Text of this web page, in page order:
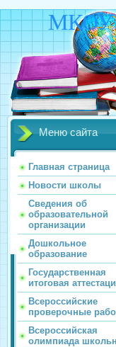
МКОУ
Меню сайта
Главная страница
Новости школы
Сведения об
образовательной
организации
Дошкольное
образование
Государственная
итоговая
Всероссийские
проверочные
Всероссийская
олимпиада